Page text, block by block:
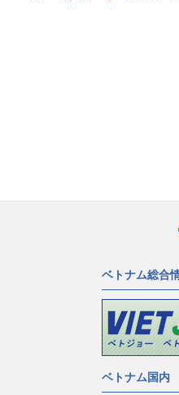
ベトナム総合
ベトナム国内